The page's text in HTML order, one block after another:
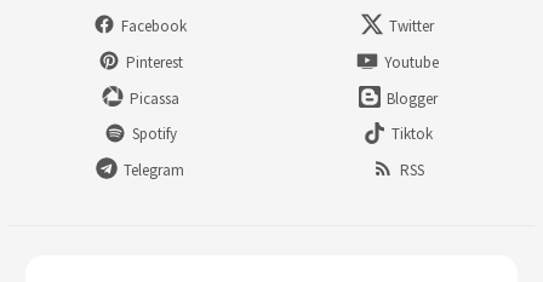
Facebook
Twitter
Pinterest
Youtube
Picassa
Blogger
Spotify
Tiktok
Telegram
RSS